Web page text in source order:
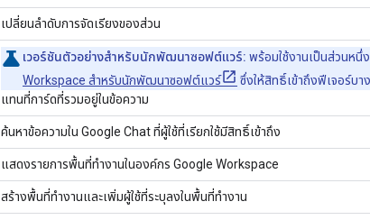
เปลี่ยนลำดับการจัดเรียงของส่วน
เวอร์ชันตัวอย่างสำหรับนักพัฒนาซอฟต์แวร์: พร้อมใช้งานเป็นส่วนหนึ่
Workspace สำหรับนักพัฒนาซอฟต์แวร์
ซึ่งให้สิทธิ์เข้าถึงฟีเจอร์บา
แทนที่การ์ดที่รวมอยู่ในข้อความ
ค้นหาข้อความใน Google Chat ที่ผู้ใช้ที่เรียกใช้มีสิทธิ์เข้าถึง
แสดงรายการพื้นที่ทำงานในองค์กร Google Workspace
สร้างพื้นที่ทำงานและเพิ่มผู้ใช้ที่ระบุลงในพื้นที่ทำงาน